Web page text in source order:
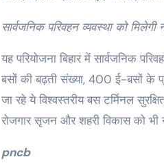
सार्वजनिक परिवहन व्यवस्था को मिलेगी
यह परियोजना बिहार में सार्वजनिक
बसों की बढ़ती संख्या, 400 ई-बसों के
जा रहे ये विश्वस्तरीय बस टर्मिनल
रोजगार सृजन और शहरी विकास को भी
pncb